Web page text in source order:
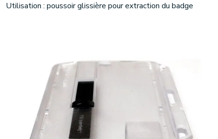
Utilisation : poussoir glissière pour extraction du badge